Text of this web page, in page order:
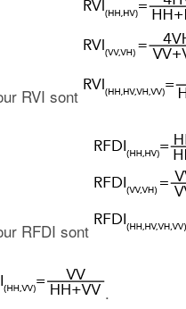
RVI sont
RFDI sont
.